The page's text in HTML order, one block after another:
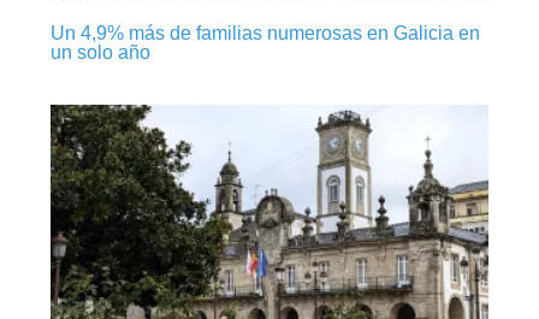
Un 4,9% más de familias numerosas en Galicia en
un solo año